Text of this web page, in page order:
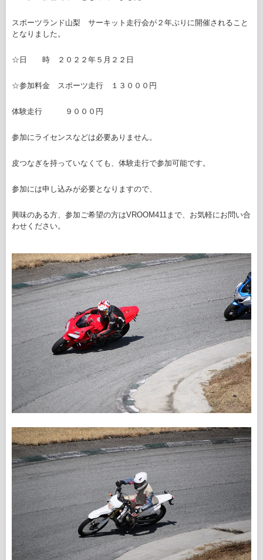
スポーツランド山梨 サーキット走行会が２年ぶりに開催されること
となりました。
☆日 時 ２０２２年５月２２日
☆参加料金 スポーツ走行 １３０００円
体験走行 ９０００円
参加にライセンスなどは必要ありません。
皮つなぎを持っていなくても、体験走行で参加可能です。
参加には申し込みが必要となりますので、
興味のある方、参加ご希望の方はVROOM411まで、お気軽にお問い合
わせください。